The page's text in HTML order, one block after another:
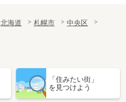
北海道 札幌市
中央区
「住みたい街」
を見つけよう